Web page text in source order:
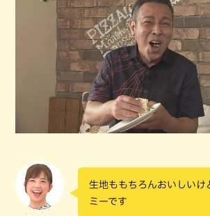
生地ももちろんおいしいけ
ミーです